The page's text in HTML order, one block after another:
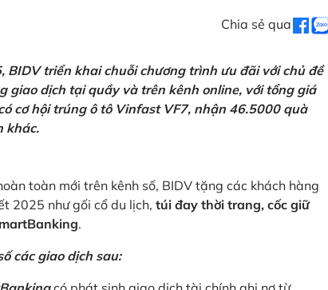
Chia sẻ qua
triển khai chuỗi chương trình ưu đãi với chủ đề
giao dịch tại quầy và trên kênh online, với tổng giá
cơ hội trúng ô tô Vinfast VF7, nhận 46.5000 quà
khác.
toàn mới trên kênh số, BIDV tặng các khách hàng
2025 như gối cổ du lịch, túi đay thời trang, cốc giữ
.
các giao dịch sau: